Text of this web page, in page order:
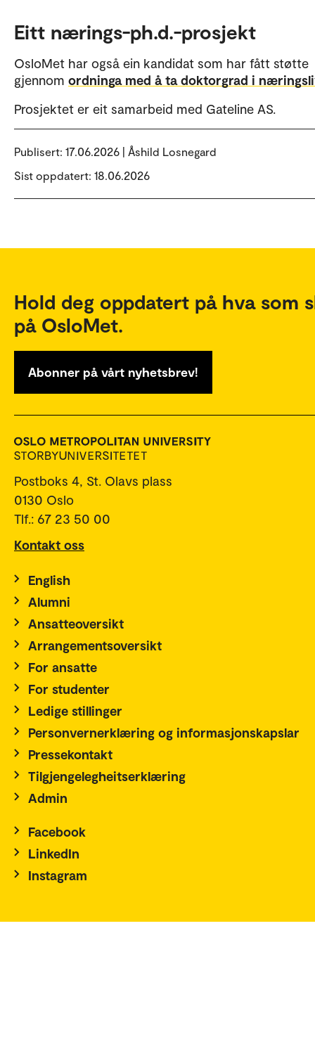
Eitt nærings-ph.d.-prosjekt
OsloMet har også ein kandidat som har fått støtte
gjennom ordninga med å ta doktorgrad i
Prosjektet er eit samarbeid med Gateline AS.
Publisert: 17.06.2026 | Åshild Losnegard
Sist oppdatert: 18.06.2026
Hold deg oppdatert på hva som
på OsloMet.
Abonner på vårt nyhetsbrev!
Postboks 4, St. Olavs plass
0130 Oslo
Tlf.: 67 23 50 00
Kontakt oss
English
Alumni
Ansatteoversikt
Arrangementsoversikt
For ansatte
For studenter
Ledige stillinger
Personvernerklæring og informasjonskapslar
Pressekontakt
Tilgjengelegheitserklæring
Admin
Facebook
LinkedIn
Instagram